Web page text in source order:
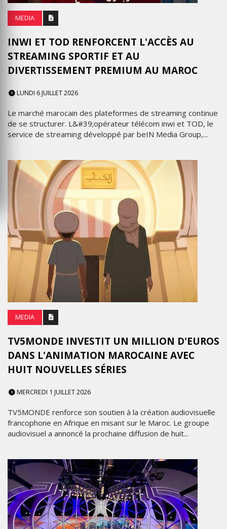
MEDIA
INWI ET TOD RENFORCENT L'ACCÈS AU
STREAMING SPORTIF ET AU
DIVERTISSEMENT PREMIUM AU MAROC
LUNDI 6 JUILLET 2026
Le marché marocain des plateformes de streaming continue
de se structurer. L&#39;opérateur télécom inwi et TOD, le
service de streaming développé par beIN Media Group,...
MEDIA
TV5MONDE INVESTIT UN MILLION D'EUROS
DANS L'ANIMATION MAROCAINE AVEC
HUIT NOUVELLES SÉRIES
MERCREDI 1 JUILLET 2026
TV5MONDE renforce son soutien à la création audiovisuelle
francophone en Afrique en misant sur le Maroc. Le groupe
audiovisuel a annoncé la prochaine diffusion de huit...